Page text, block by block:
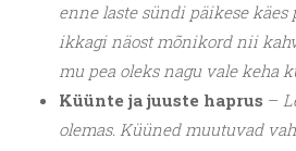
enne laste sündi päikese
ikkagi näost mõnikord nii
mu pea oleks nagu vale keha
Küünte ja juuste haprus –
olemas. Küüned muutuvad